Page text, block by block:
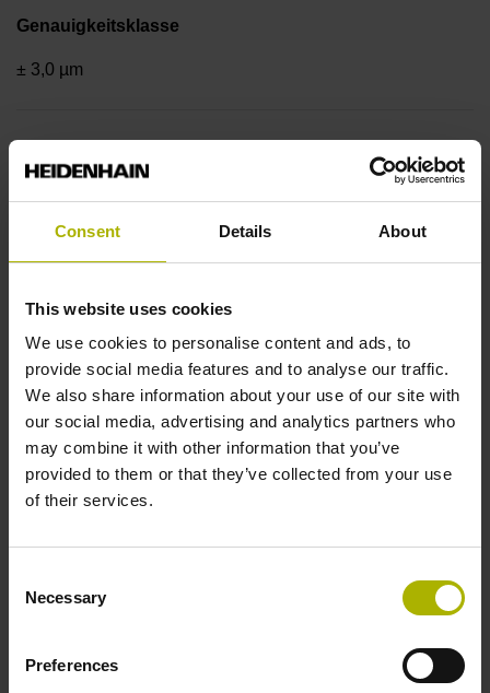
Consent Details About
This website uses cookies
We use cookies to personalise content and ads, to
provide social media features and to analyse our traffic.
We also share information about your use of our site with
our social media, advertising and analytics partners who
may combine it with other information that you’ve
provided to them or that they’ve collected from your use
of their services.
Selection
Necessary
Preferences
Genauigkeitsklasse
± 3,0 µm
Messbeginn
ohne festen Codestartwert
Befestigungsart
0,30 mm